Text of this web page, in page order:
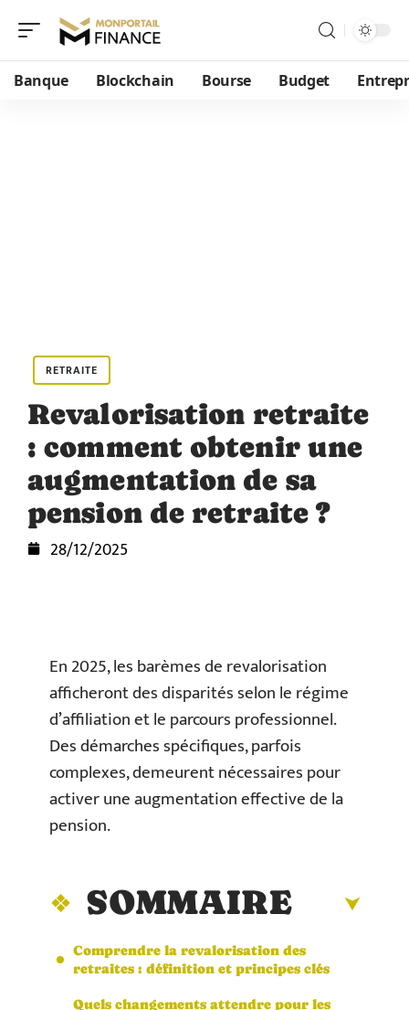
Banque Blockchain Bourse Budget
RETRAITE
Revalorisation retraite
: comment obtenir une
augmentation de sa
pension de retraite ?
28/12/2025
En 2025, les barèmes de revalorisation
afficheront des disparités selon le régime
d’affiliation et le parcours professionnel.
Des démarches spécifiques, parfois
complexes, demeurent nécessaires pour
activer une augmentation effective de la
pension.
SOMMAIRE
Comprendre la revalorisation des
retraites : définition et principes clés
Quels changements attendre pour les